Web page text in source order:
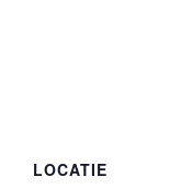
LOCATIE